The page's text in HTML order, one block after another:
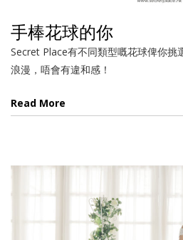
手棒花球的你
Secret Place有不同類型嘅花球俾你挑
浪漫，唔會有違和感！
Read More